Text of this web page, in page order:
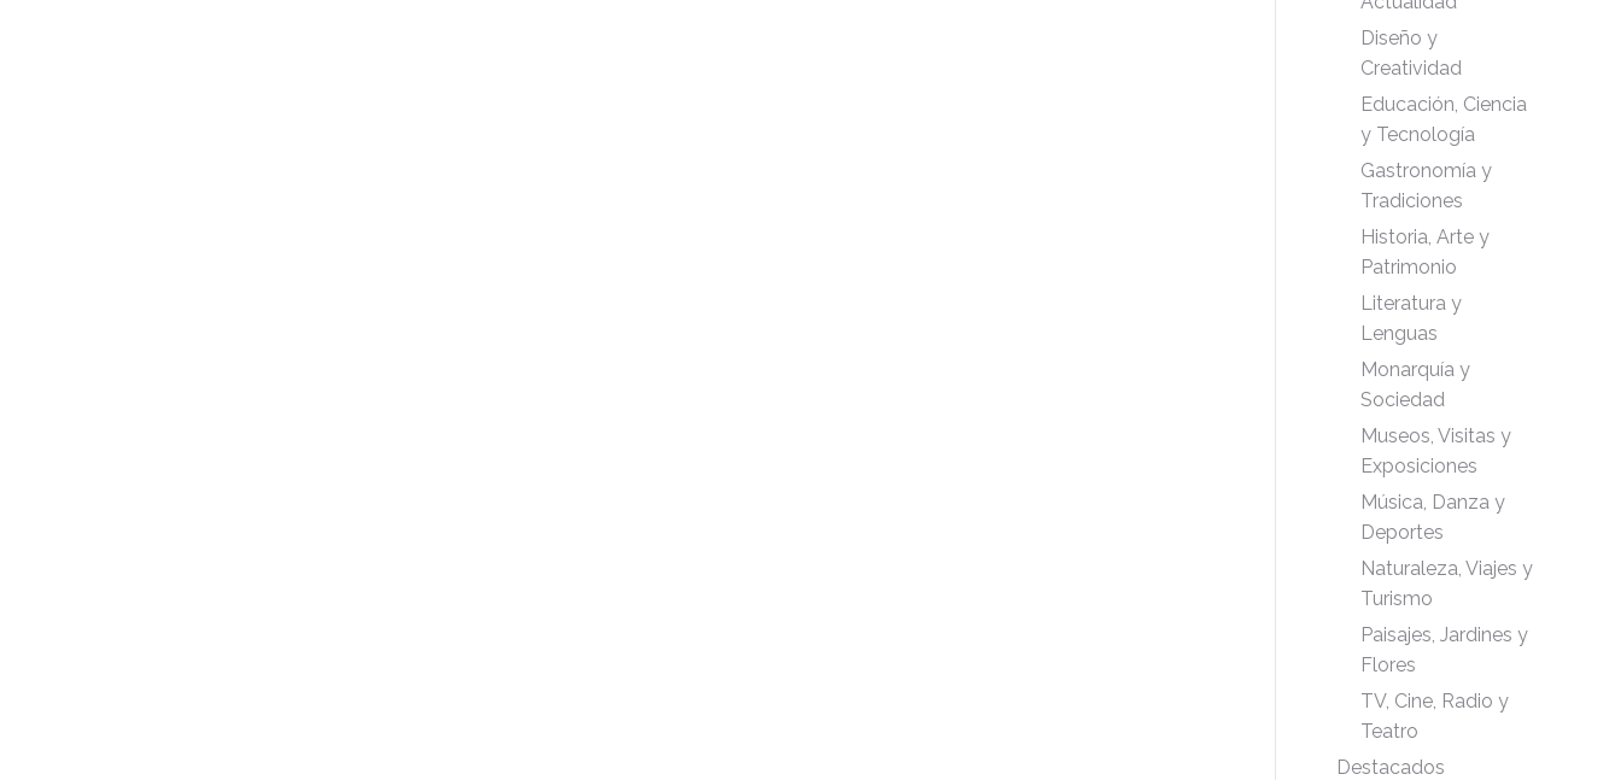
Diseño y
Creatividad
Educación, Ciencia
y Tecnología
Gastronomía y
Tradiciones
Historia, Arte y
Patrimonio
Literatura y
Lenguas
Monarquía y
Sociedad
Museos, Visitas y
Exposiciones
Música, Danza y
Deportes
Naturaleza, Viajes y
Turismo
Paisajes, Jardines y
Flores
TV, Cine, Radio y
Teatro
Destacados